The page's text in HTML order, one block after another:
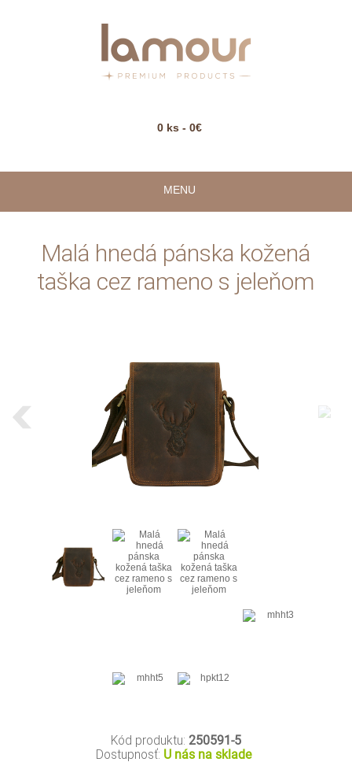
0 ks - 0€
MENU
Malá hnedá pánska kožená
taška cez rameno s jeleňom
Kód produktu: 250591-5
Dostupnosť: U nás na sklade